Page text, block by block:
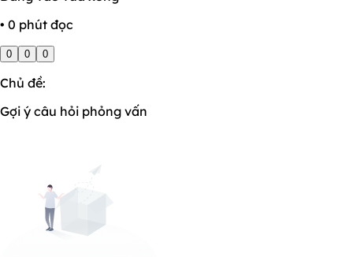
• 0 phút đọc
0 0 0
Chủ đề:
Gợi ý câu hỏi phỏng vấn